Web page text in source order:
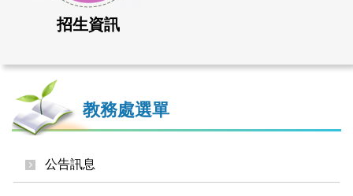
招生資訊
教務處選單
公告訊息